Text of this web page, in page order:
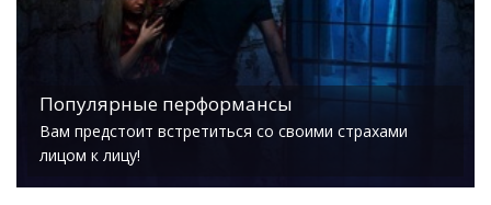
Популярные перформансы
Вам предстоит встретиться со своими страхами
лицом к лицу!